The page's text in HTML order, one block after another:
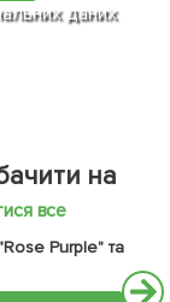
даних
на
все
Purple" та